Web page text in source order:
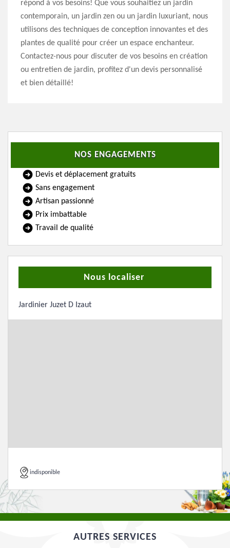
répond à vos besoins! Que vous souhaitiez un jardin
contemporain, un jardin zen ou un jardin luxuriant, nous
utilisons des techniques de conception innovantes et des
plantes de qualité pour créer un espace enchanteur.
Contactez-nous pour discuter de vos besoins en création
ou entretien de jardin, profitez d'un devis personnalisé
et bien détaillé!
NOS ENGAGEMENTS
Devis et déplacement gratuits
Sans engagement
Artisan passionné
Prix imbattable
Travail de qualité
Nous localiser
Jardinier Juzet D Izaut
indisponible
AUTRES SERVICES